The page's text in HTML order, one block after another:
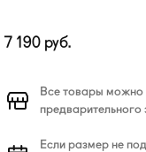
7 190 руб.
Все товары можно
предварительного
Если размер не